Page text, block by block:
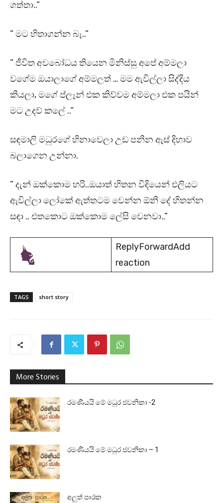
ගත්තා..”
” මට හිතාගන්න බෑ..”
” ජීවිත අවබෝධය තියෙන මිනිස්සු අපේ අම්මලා
වගේම ඔයාලාගේ අම්මලත් … මම ඇවිල්ලා සිද්දිය
කියලා, මගේ ප්ලෑන් එක කිව්වම අම්මලා එක පයින්
මට උදව් කලේ ..”
සඳමාලි මධුරගේ හිනාවෙලා උඩ පනින ඇස් දිහාව
බලාගෙන උන්නා.
” දැන් ඔක්කොම හරි..ඔයාත් හිතන විදියෙන් එලියට
ඇවිල්ලා ලෝකේ ඇත්තටම වෙන්න ඕනි දේ හිතන්න
සඳා .. එතකොට ඔක්කොම ලේසි වෙනවා..”
ReplyForwardAdd
reaction
TAGS short story
More Stories
රමණීයයි මේ මධුර ජවනිකා -2
රමණීයයි මේ මධුර ජවනිකා – 1
අලුත් පාරක